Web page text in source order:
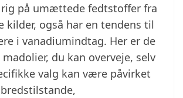
på umættede fedtstoffer fra
kilder, også har en tendens til
i vanadiumindtag. Her er de
du kan overveje, selv
valg kan være påvirket